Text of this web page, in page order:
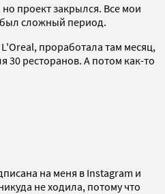
проект закрылся. Все мои
был сложный период.
проработала там месяц,
30 ресторанов. А потом как-то
на меня в Instagram и
не ходила, потому что